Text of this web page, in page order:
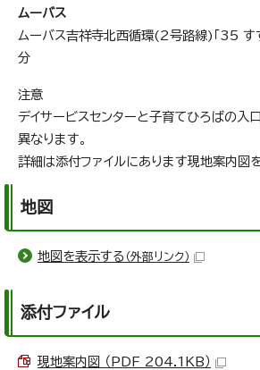
ムーバス
ムーバス吉祥寺北西循環(2号路線)「35 す
分
注意
デイサービスセンターと子育てひろばの入
異なります。
詳細は添付ファイルにあります現地案内図
地図
地図を表示する （外部リンク）
添付ファイル
現地案内図 （PDF 204.1KB）